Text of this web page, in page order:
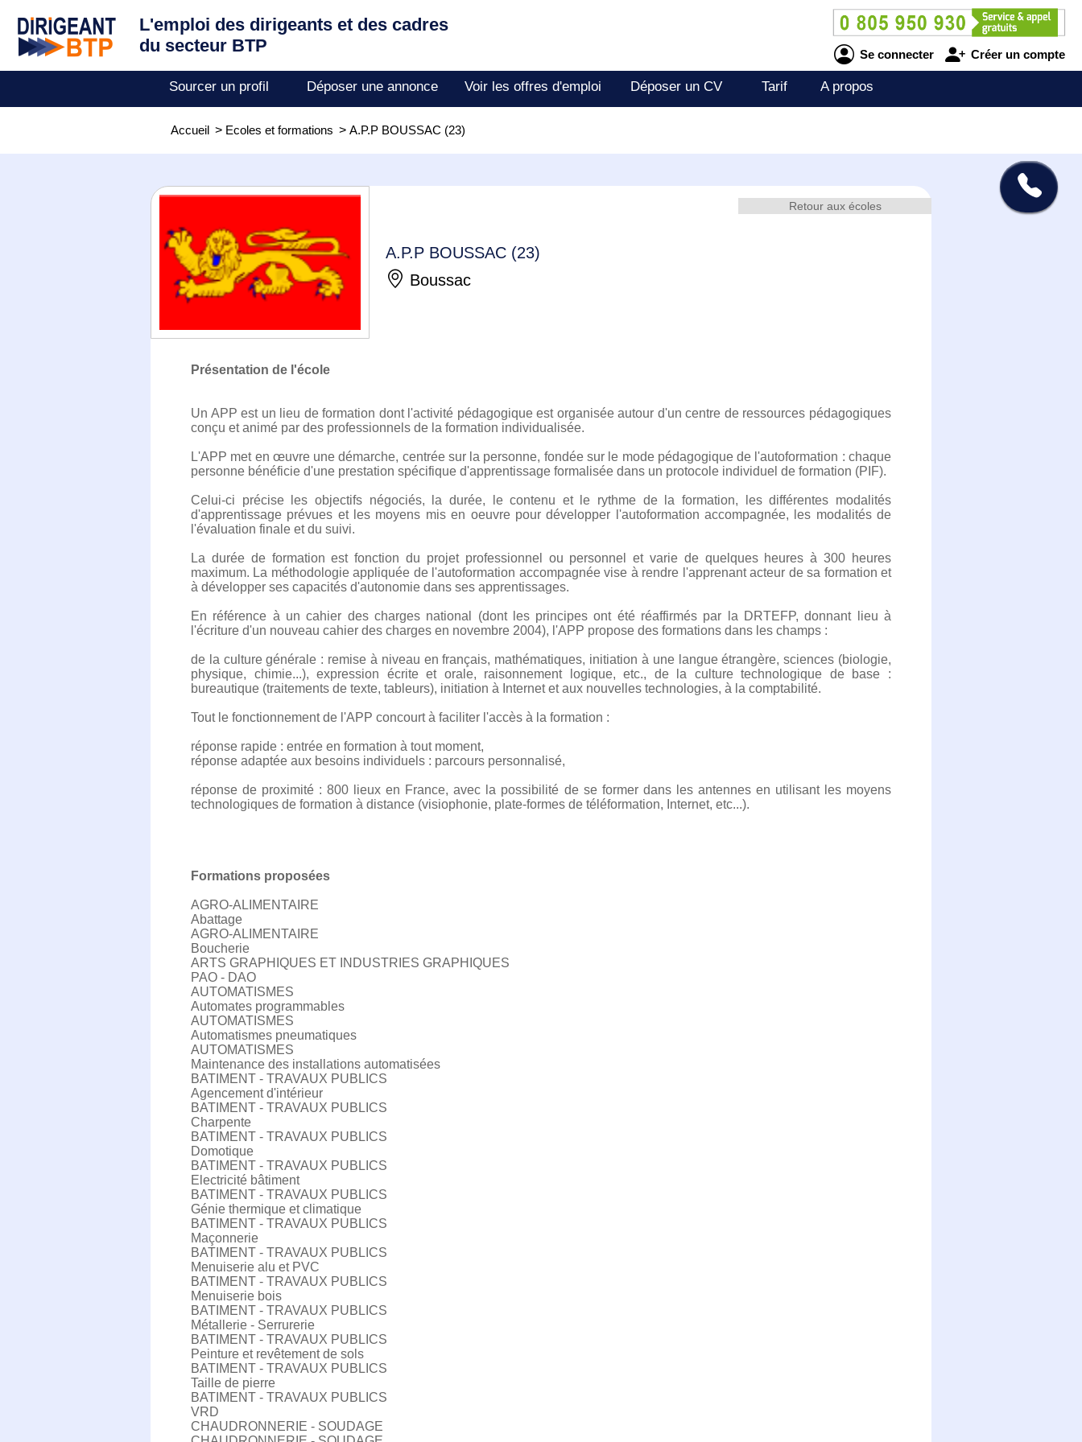
L'emploi des dirigeants et des cadres
du secteur BTP
Se connecter Créer un compte
Sourcer un profil Déposer une annonce Voir les offres d'emploi Déposer un CV Tarif A propos
Accueil > Ecoles et formations > A.P.P BOUSSAC (23)
Retour aux écoles
A.P.P BOUSSAC (23)
Boussac
Présentation de l'école
Un APP est un lieu de formation dont l'activité pédagogique est organisée autour d'un centre de ressources pédagogiques
conçu et animé par des professionnels de la formation individualisée.
L'APP met en œuvre une démarche, centrée sur la personne, fondée sur le mode pédagogique de l'autoformation : chaque
personne bénéficie d'une prestation spécifique d'apprentissage formalisée dans un protocole individuel de formation (PIF).
Celui-ci précise les objectifs négociés, la durée, le contenu et le rythme de la formation, les différentes modalités
d'apprentissage prévues et les moyens mis en oeuvre pour développer l'autoformation accompagnée, les modalités de
l'évaluation finale et du suivi.
La durée de formation est fonction du projet professionnel ou personnel et varie de quelques heures à 300 heures
maximum. La méthodologie appliquée de l'autoformation accompagnée vise à rendre l'apprenant acteur de sa formation et
à développer ses capacités d'autonomie dans ses apprentissages.
En référence à un cahier des charges national (dont les principes ont été réaffirmés par la DRTEFP, donnant lieu à
l'écriture d'un nouveau cahier des charges en novembre 2004), l'APP propose des formations dans les champs :
de la culture générale : remise à niveau en français, mathématiques, initiation à une langue étrangère, sciences (biologie,
physique, chimie...), expression écrite et orale, raisonnement logique, etc., de la culture technologique de base :
bureautique (traitements de texte, tableurs), initiation à Internet et aux nouvelles technologies, à la comptabilité.
Tout le fonctionnement de l'APP concourt à faciliter l'accès à la formation :
réponse rapide : entrée en formation à tout moment,
réponse adaptée aux besoins individuels : parcours personnalisé,
réponse de proximité : 800 lieux en France, avec la possibilité de se former dans les antennes en utilisant les moyens
technologiques de formation à distance (visiophonie, plate-formes de téléformation, Internet, etc...).
Formations proposées
AGRO-ALIMENTAIRE
Abattage
AGRO-ALIMENTAIRE
Boucherie
ARTS GRAPHIQUES ET INDUSTRIES GRAPHIQUES
PAO - DAO
AUTOMATISMES
Automates programmables
AUTOMATISMES
Automatismes pneumatiques
AUTOMATISMES
Maintenance des installations automatisées
BATIMENT - TRAVAUX PUBLICS
Agencement d'intérieur
BATIMENT - TRAVAUX PUBLICS
Charpente
BATIMENT - TRAVAUX PUBLICS
Domotique
BATIMENT - TRAVAUX PUBLICS
Electricité bâtiment
BATIMENT - TRAVAUX PUBLICS
Génie thermique et climatique
BATIMENT - TRAVAUX PUBLICS
Maçonnerie
BATIMENT - TRAVAUX PUBLICS
Menuiserie alu et PVC
BATIMENT - TRAVAUX PUBLICS
Menuiserie bois
BATIMENT - TRAVAUX PUBLICS
Métallerie - Serrurerie
BATIMENT - TRAVAUX PUBLICS
Peinture et revêtement de sols
BATIMENT - TRAVAUX PUBLICS
Taille de pierre
BATIMENT - TRAVAUX PUBLICS
VRD
CHAUDRONNERIE - SOUDAGE